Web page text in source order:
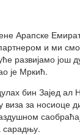
Арапске
и ми
развијамо још
је Мркић.
бин Зајед ал
виза за носиоце
сарадњу.